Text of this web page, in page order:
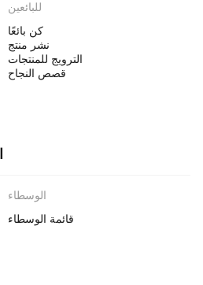
للبائعين
كن بائعًا
نشر منتج
الترويج للمنتجات
قصص النجاح
الوسطاء
قائمة الوسطاء